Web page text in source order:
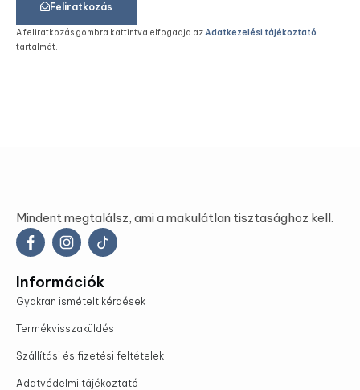
Feliratkozás
A feliratkozás gombra kattintva elfogadja azAdatkezelési tájékoztató
tartalmát.
Mindent megtalálsz, ami a makulátlan tisztasághoz kell.
Információk
Gyakran ismételt kérdések
Termékvisszaküldés
Szállítási és fizetési feltételek
Adatvédelmi tájékoztató